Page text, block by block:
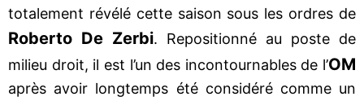
totalement révélé cette saison sous les ordres de
Roberto De Zerbi. Repositionné au poste de
milieu droit, il est l’un des incontournables de l’OM
après avoir longtemps été considéré comme un